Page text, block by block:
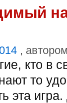
,
кто в
то
эта